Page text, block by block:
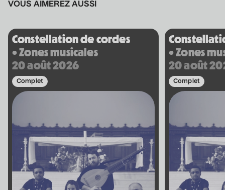
9 septembre 2026
Rodage
Bon Enfant
• Demande spéciale
Daniel Grenier
• Coeur d'enfant
10 septembre 2026• 19 h 30
Annexe3
VOUS AIMEREZ AUSSI
Constellation de cordes
• Zones musicales
20 août 2026
Complet
• Zones
20 août
Complet